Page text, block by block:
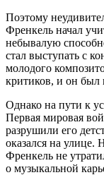
Поэтому
Френкель начал
небывалую
стал выступать с
молодого
критиков, и он был
Однако на пути к
Первая мировая
разрушили его
оказался на улице.
Френкель не
о музыкальной